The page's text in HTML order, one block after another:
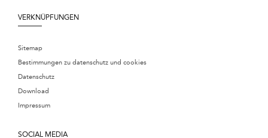
VERKNÜPFUNGEN
Sitemap
Bestimmungen zu datenschutz und cookies
Datenschutz
Download
Impressum
SOCIAL MEDIA